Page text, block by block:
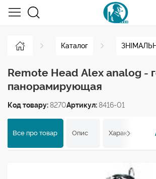
Каталог
Remote Head Alex analog -
панорамирующая
Код товару:8270Артикул:8416-01
Все про товар Опис